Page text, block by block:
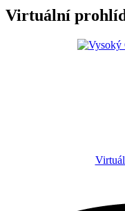
Virtuální